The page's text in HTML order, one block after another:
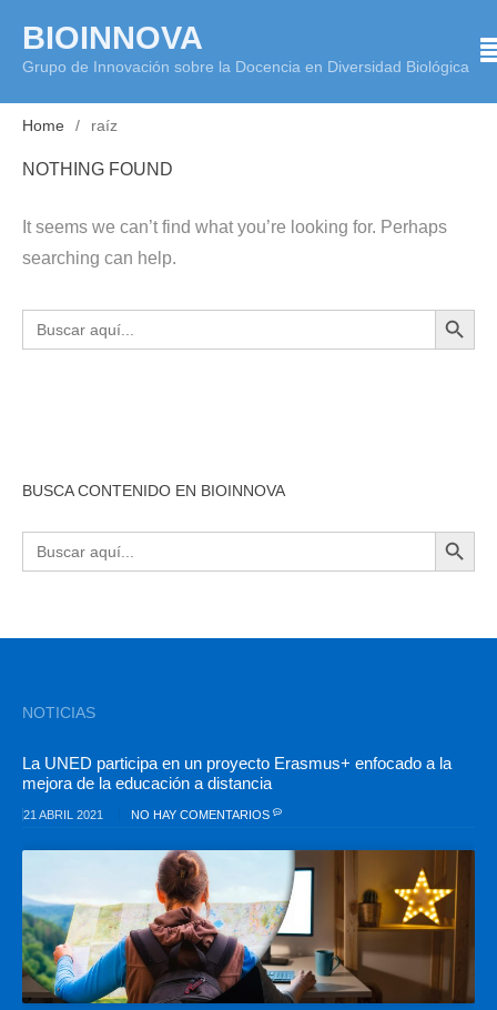
content
BIOINNOVA
Grupo de Innovación sobre la Docencia en Diversidad Biológica
Home raíz
NOTHING FOUND
It seems we can’t find what you’re looking for. Perhaps
searching can help.
Buscar: BOTÓN DE
BUSCA CONTENIDO EN BIOINNOVA
Buscar: BOTÓN DE
NOTICIAS
La UNED participa en un proyecto Erasmus+ enfocado a la
mejora de la educación a distancia
21 ABRIL 2021 NO HAY COMENTARIOS